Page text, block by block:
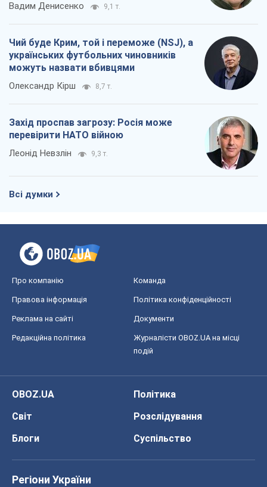
Вадим Денисенко 9,1 т.
Чий буде Крим, той і переможе (NSJ), а
українських футбольних чиновників
можуть назвати вбивцями
Олександр Кірш 8,7 т.
Захід проспав загрозу: Росія може
перевірити НАТО війною
Леонід Невзлін 9,3 т.
Всі думки
Про компанію Команда
Правова інформація Політика конфіденційності
Реклама на сайті Документи
Редакційна політика
Журналісти OBOZ.UA на місці
подій
OBOZ.UA
Політика
Світ
Розслідування
Блоги
Суспільство
Регіони України